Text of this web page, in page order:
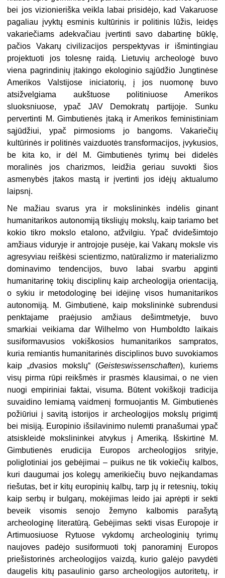
bei jos vizionieriška veikla labai prisidėjo, kad Vakaruose
pagaliau įvyktų esminis kultūrinis ir politinis lūžis, leidęs
vakariečiams adekvačiau įvertinti savo dabartinę būklę,
pačios Vakarų civilizacijos perspektyvas ir išmintingiau
projektuoti jos tolesnę raidą. Lietuvių archeologė buvo
viena pagrindinių įtakingo ekologinio sąjūdžio Jungtinėse
Amerikos Valstijose iniciatorių, į jos nuomonę buvo
atsižvelgiama aukštuose politiniuose Amerikos
sluoksniuose, ypač JAV Demokratų partijoje. Sunku
pervertinti M. Gimbutienės įtaką ir Amerikos feministiniam
sąjūdžiui, ypač pirmosioms jo bangoms. Vakariečių
kultūrinės ir politinės vaizduotės transformacijos, įvykusios,
be kita ko, ir dėl M. Gimbutienės tyrimų bei didelės
moralinės jos charizmos, leidžia geriau suvokti šios
asmenybės įtakos mastą ir įvertinti jos idėjų aktualumo
laipsnį.
Ne mažiau svarus yra ir mokslininkės indėlis ginant
humanitarikos autonomiją tiksliųjų mokslų, kaip tariamo bet
kokio tikro mokslo etalono, atžvilgiu. Ypač dvidešimtojo
amžiaus viduryje ir antrojoje pusėje, kai Vakarų moksle vis
agresyviau reiškėsi scientizmo, natūralizmo ir materializmo
dominavimo tendencijos, buvo labai svarbu apginti
humanitarinę tokių disciplinų kaip archeologija orientaciją,
o sykiu ir metodologinę bei idėjinę visos humanitarikos
autonomiją. M. Gimbutienė, kaip mokslininkė subrendusi
penktajame praėjusio amžiaus dešimtmetyje, buvo
smarkiai veikiama dar Wilhelmo von Humboldto laikais
susiformavusios vokiškosios humanitarikos sampratos,
kuria remiantis humanitarinės disciplinos buvo suvokiamos
kaip „dvasios mokslų“ (Geisteswissenschaften), kuriems
visų pirma rūpi reikšmės ir prasmės klausimai, o ne vien
nuogi empiriniai faktai, visuma. Būtent vokiškoji tradicija
suvaidino lemiamą vaidmenį formuojantis M. Gimbutienės
požiūriui į savitą istorijos ir archeologijos mokslų prigimtį
bei misiją. Europinio išsilavinimo nulemti pranašumai ypač
atsiskleidė mokslininkei atvykus į Ameriką. Išskirtinė M.
Gimbutienės erudicija Europos archeologijos srityje,
poliglotiniai jos gebėjimai – puikus ne tik vokiečių kalbos,
kuri daugumai jos kolegų amerikiečių buvo neįkandamas
riešutas, bet ir kitų europinių kalbų, tarp jų ir retesnių, tokių
kaip serbų ir bulgarų, mokėjimas leido jai aprėpti ir sekti
beveik visomis senojo žemyno kalbomis parašytą
archeologinę literatūrą. Gebėjimas sekti visas Europoje ir
Artimuosiuose Rytuose vykdomų archeologinių tyrimų
naujoves padėjo susiformuoti tokį panoraminį Europos
priešistorinės archeologijos vaizdą, kurio galėjo pavydėti
daugelis kitų pasaulinio garso archeologijos autoritetų, ir